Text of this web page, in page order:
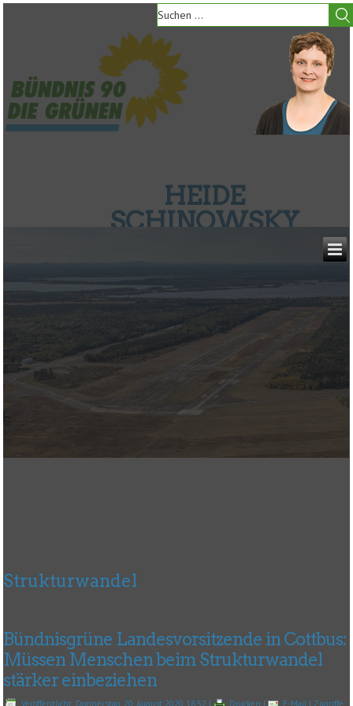
HEIDE
SCHINOWSKY
Strukturwandel
Bündnisgrüne Landesvorsitzende in Cottbus:
Müssen Menschen beim Strukturwandel
stärker einbeziehen